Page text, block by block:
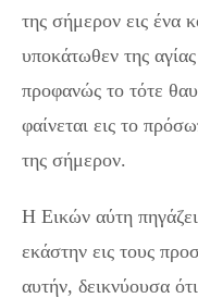
της σήμερον εις ένα
υποκάτωθεν της
προφανώς το τότε
φαίνεται εις το
της σήμερον.
Η Εικών αύτη πηγάζει
εκάστην εις τους
αυτήν, δεικνύουσα